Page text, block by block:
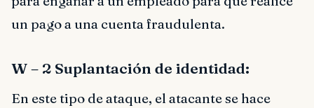
un pago a una cuenta fraudulenta.
W – 2 Suplantación de identidad:
En este tipo de ataque, el atacante se hace